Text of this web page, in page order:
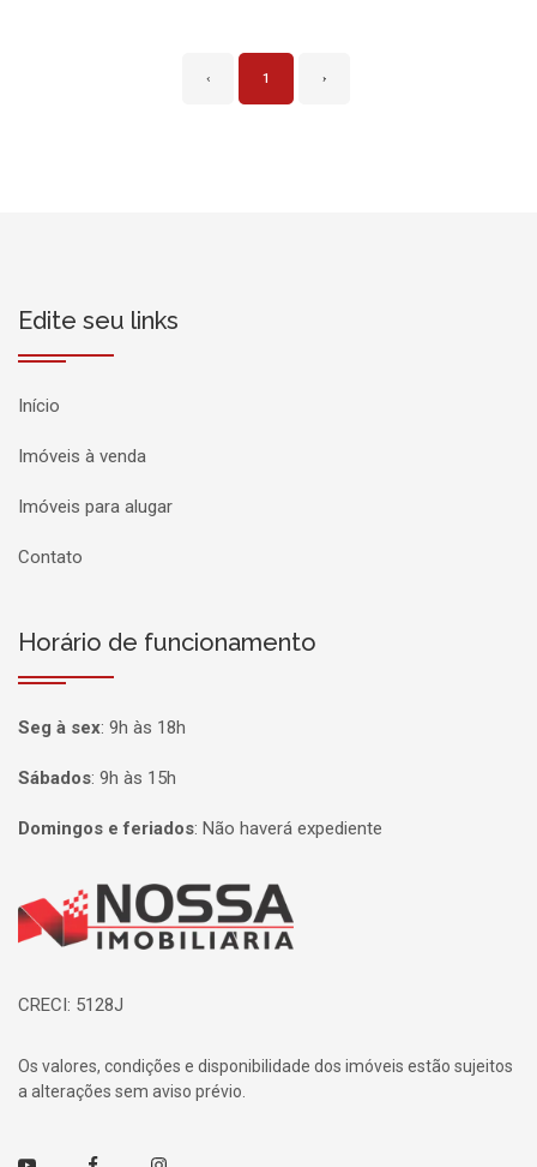
‹ 1 ›
Edite seu links
Início
Imóveis à venda
Imóveis para alugar
Contato
Horário de funcionamento
Seg à sex: 9h às 18h
Sábados: 9h às 15h
Domingos e feriados: Não haverá expediente
Página inicial
CRECI: 5128J
Os valores, condições e disponibilidade dos imóveis estão sujeitos
a alterações sem aviso prévio.